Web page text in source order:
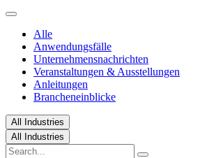
Alle
Anwendungsfälle
Unternehmensnachrichten
Veranstaltungen & Ausstellungen
Anleitungen
Brancheneinblicke
All Industries
All Industries